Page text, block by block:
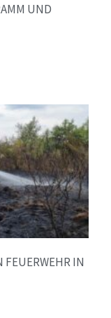
UND
FEUERWEHR IN